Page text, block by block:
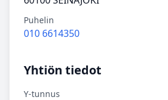
Puhelin
010 6614350
Yhtiön tiedot
Y-tunnus